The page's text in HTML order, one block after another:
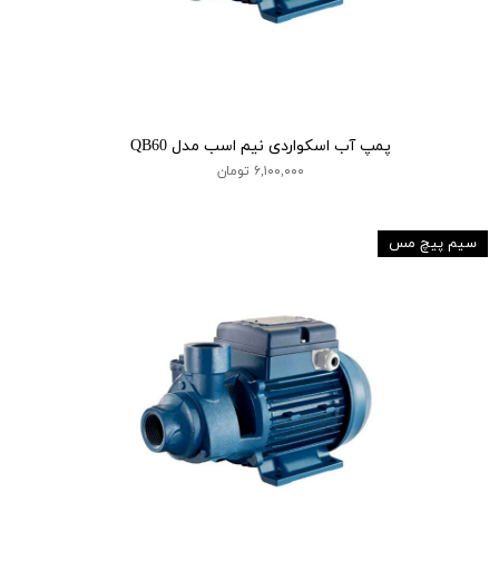
پمپ آب اسکواردی نیم اسب مدل QB60
۶,۱۰۰,۰۰۰ تومان
سیم پیچ مس